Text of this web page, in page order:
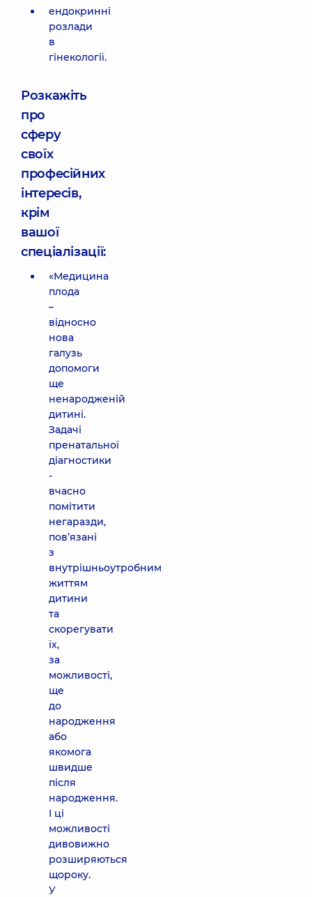
ендокринні
розлади
в
гінекології.
Розкажіть
про
сферу
своїх
професійних
інтересів,
крім
вашої
спеціалізації:
«Медицина
плода
–
відносно
нова
галузь
допомоги
ще
ненародженій
дитині.
Задачі
пренатальної
діагностики
-
вчасно
помітити
негаразди,
пов’язані
з
внутрішньоутробним
життям
дитини
та
скорегувати
їх,
за
можливості,
ще
до
народження
або
якомога
швидше
після
народження.
І ці
можливості
дивовижно
розширяються
щороку.
У